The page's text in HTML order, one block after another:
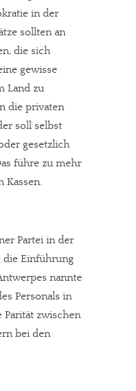
schätzen,
unterstützen.
in der
sollten an
die sich
gewisse
Land zu
die privaten
soll selbst
gesetzlich
führe zu mehr
Kassen.
Partei in der
die Einführung
nannte
Personals in
Parität zwischen
bei den